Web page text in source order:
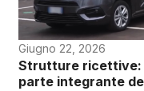
Giugno 22, 2026
Strutture ricettive:
parte integrante